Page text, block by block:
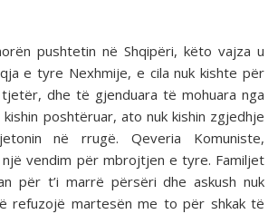
pushtetin në Shqipëri, këto vajza u
e tyre Nexhmije, e cila nuk kishte për
dhe të gjenduara të mohuara nga
poshtëruar, ato nuk kishin zgjedhje
në rrugë. Qeveria Komuniste,
vendim për mbrojtjen e tyre. Familjet
për t’i marrë përsëri dhe askush nuk
refuzojë martesën me to për shkak të